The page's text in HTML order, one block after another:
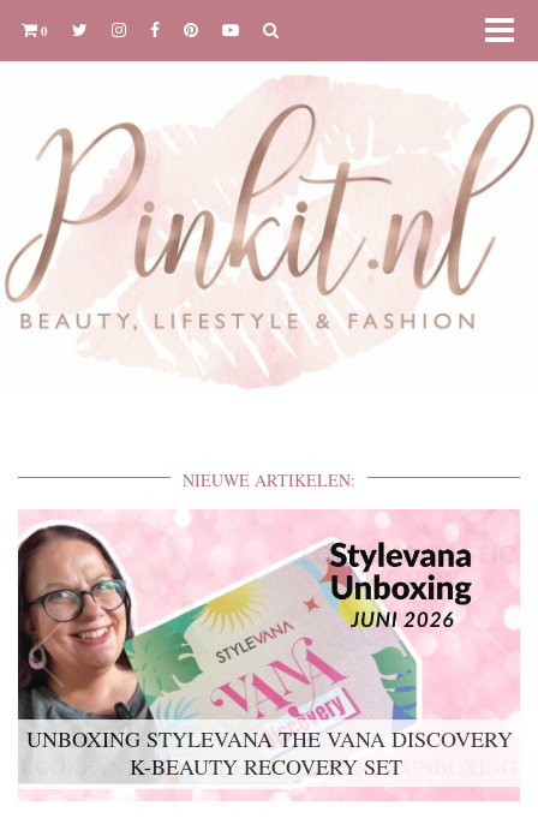
0
NIEUWE ARTIKELEN:
UNBOXING STYLEVANA THE VANA DISCOVERY
K-BEAUTY RECOVERY SET